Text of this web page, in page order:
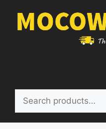
content